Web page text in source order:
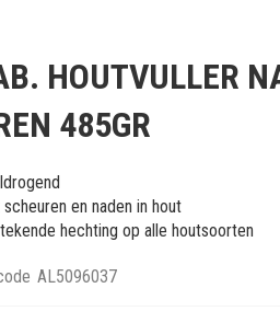
HOUTVULLER
485GR
scheuren en naden in hout
hechting op alle houtsoorten
AL5096037